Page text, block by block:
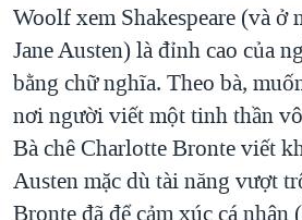
Woolf xem Shakespeare (và ở
Jane Austen) là đỉnh cao của
bằng chữ nghĩa. Theo bà,
nơi người viết một tinh thần
Bà chê Charlotte Bronte viết
Austen mặc dù tài năng vượt
Bronte đã để cảm xúc cá nhân